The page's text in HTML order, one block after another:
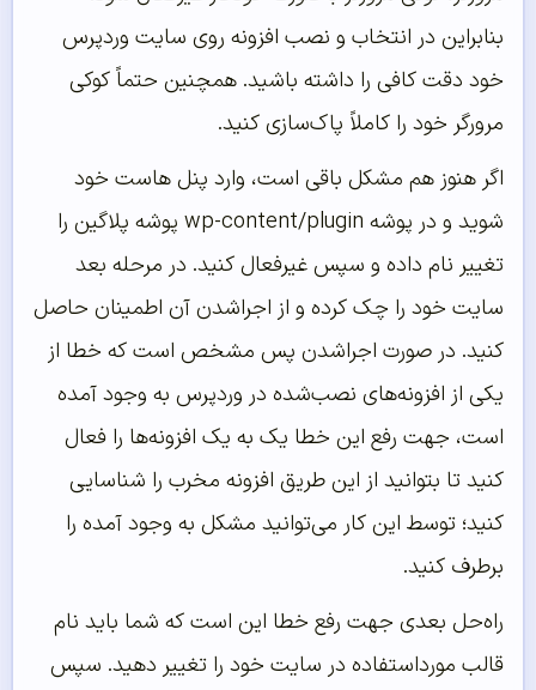
بنابراین در انتخاب و نصب افزونه روی سایت وردپرس
خود دقت کافی را داشته باشید. همچنین حتماً کوکی
مرورگر خود را کاملاً پاک‌سازی کنید.
اگر هنوز هم مشکل باقی است، وارد پنل هاست خود
شوید و در پوشه wp-content/plugin پوشه پلاگین را
تغییر نام داده و سپس غیرفعال کنید. در مرحله بعد
سایت خود را چک کرده و از اجراشدن آن اطمینان حاصل
کنید. در صورت اجراشدن پس مشخص است که خطا از
یکی از افزونه‌های نصب‌شده در وردپرس به وجود آمده
است، جهت رفع این خطا یک به یک افزونه‌ها را فعال
کنید تا بتوانید از این طریق افزونه مخرب را شناسایی
کنید؛ توسط این کار می‌توانید مشکل به وجود آمده را
برطرف کنید.
راه‌حل بعدی جهت رفع خطا این است که شما باید نام
قالب مورداستفاده در سایت خود را تغییر دهید. سپس